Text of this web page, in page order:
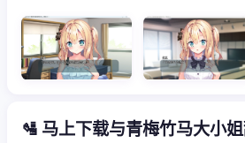
🛂 马上下载与青梅竹马大小